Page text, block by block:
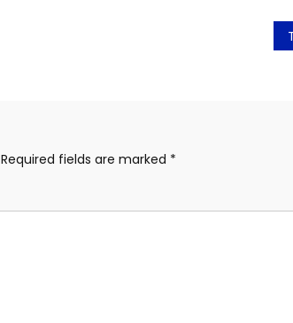
Required fields are marked *